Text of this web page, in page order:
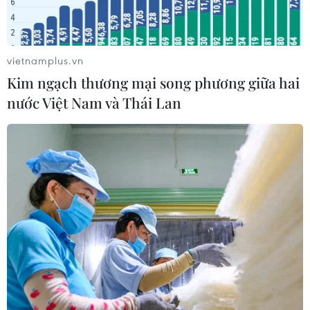
Cục diện ASEAN Cup 2026: Kịch bản
đưa đội tuyển Việt Nam vào bán kết
02/08/2026 02:56
Đội tuyển Futsal Việt Nam gây bất
ngờ trước đội xếp hạng 7 thế giới
01/08/2026 14:55
Xem trực tiếp trận Thái Lan-
Malaysia tại ASEAN Cup 2026 trên
kênh nào?
01/08/2026 08:41
vietnamplus.vn
Kim ngạch thương mại song phương giữa hai
nước Việt Nam và Thái Lan